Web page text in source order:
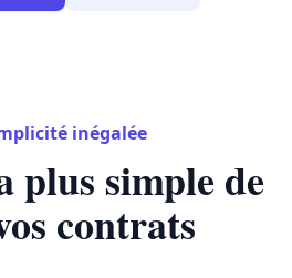
inégalée
plus simple de
contrats